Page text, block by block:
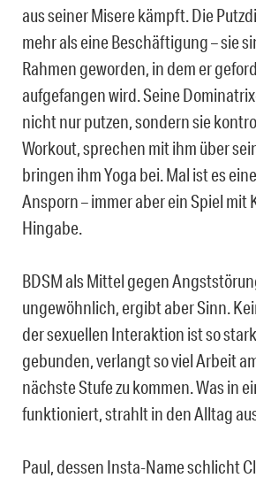
aus seiner Misere kämpft. Die
mehr als eine Beschäftigung – sie
Rahmen geworden, in dem er
aufgefangen wird. Seine
nicht nur putzen, sondern sie
Workout, sprechen mit ihm über
bringen ihm Yoga bei. Mal ist es
Ansporn – immer aber ein Spiel mit
Hingabe.
BDSM als Mittel gegen
ungewöhnlich, ergibt aber Sinn.
der sexuellen Interaktion ist so
gebunden, verlangt so viel Arbeit
nächste Stufe zu kommen. Was in
funktioniert, strahlt in den Alltag
Paul, dessen Insta-Name schlicht